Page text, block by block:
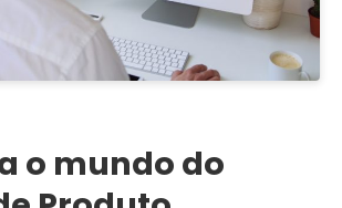
o mundo do